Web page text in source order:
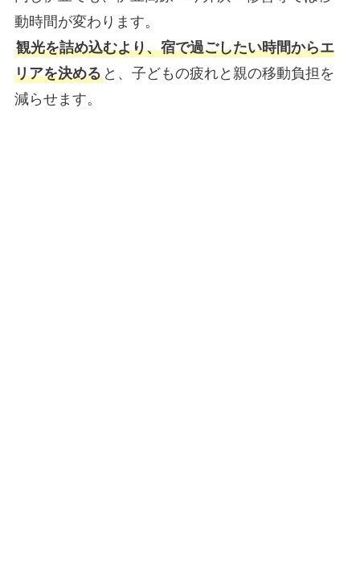
動時間が変わります。
観光を詰め込むより、宿で過ごしたい時間からエ
リアを決めると、子どもの疲れと親の移動負担を
減らせます。